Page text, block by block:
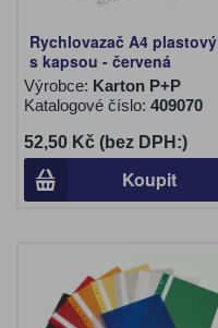
Rychlovazač A4 plastový
s kapsou - červená
Výrobce: Karton P+P
Katalogové číslo: 409070
52,50 Kč (bez DPH:)
Koupit